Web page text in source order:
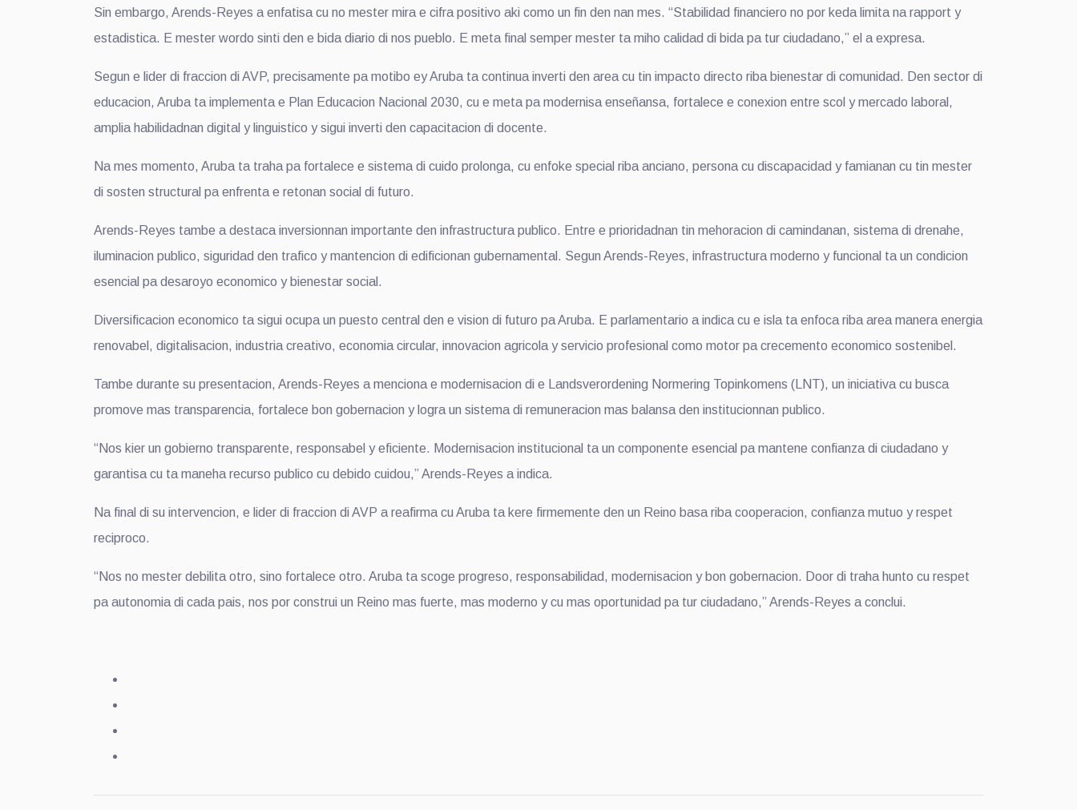
Sin embargo, Arends-Reyes a enfatisa cu no mester mira e cifra positivo aki como un fin den nan mes. “Stabilidad financiero no por keda limita na rapport y
estadistica. E mester wordo sinti den e bida diario di nos pueblo. E meta final semper mester ta miho calidad di bida pa tur ciudadano,” el a expresa.
Segun e lider di fraccion di AVP, precisamente pa motibo ey Aruba ta continua inverti den area cu tin impacto directo riba bienestar di comunidad. Den sector di
educacion, Aruba ta implementa e Plan Educacion Nacional 2030, cu e meta pa modernisa enseñansa, fortalece e conexion entre scol y mercado laboral,
amplia habilidadnan digital y linguistico y sigui inverti den capacitacion di docente.
Na mes momento, Aruba ta traha pa fortalece e sistema di cuido prolonga, cu enfoke special riba anciano, persona cu discapacidad y famianan cu tin mester
di sosten structural pa enfrenta e retonan social di futuro.
Arends-Reyes tambe a destaca inversionnan importante den infrastructura publico. Entre e prioridadnan tin mehoracion di camindanan, sistema di drenahe,
iluminacion publico, siguridad den trafico y mantencion di edificionan gubernamental. Segun Arends-Reyes, infrastructura moderno y funcional ta un condicion
esencial pa desaroyo economico y bienestar social.
Diversificacion economico ta sigui ocupa un puesto central den e vision di futuro pa Aruba. E parlamentario a indica cu e isla ta enfoca riba area manera energia
renovabel, digitalisacion, industria creativo, economia circular, innovacion agricola y servicio profesional como motor pa crecemento economico sostenibel.
Tambe durante su presentacion, Arends-Reyes a menciona e modernisacion di e Landsverordening Normering Topinkomens (LNT), un iniciativa cu busca
promove mas transparencia, fortalece bon gobernacion y logra un sistema di remuneracion mas balansa den institucionnan publico.
“Nos kier un gobierno transparente, responsabel y eficiente. Modernisacion institucional ta un componente esencial pa mantene confianza di ciudadano y
garantisa cu ta maneha recurso publico cu debido cuidou,” Arends-Reyes a indica.
Na final di su intervencion, e lider di fraccion di AVP a reafirma cu Aruba ta kere firmemente den un Reino basa riba cooperacion, confianza mutuo y respet
reciproco.
“Nos no mester debilita otro, sino fortalece otro. Aruba ta scoge progreso, responsabilidad, modernisacion y bon gobernacion. Door di traha hunto cu respet
pa autonomia di cada pais, nos por construi un Reino mas fuerte, mas moderno y cu mas oportunidad pa tur ciudadano,” Arends-Reyes a conclui.